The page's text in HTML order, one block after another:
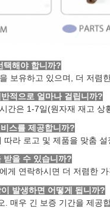
택해야 합니까?
보유하고 있으며, 더 저렴
적으로 얼마나 걸립니까?
간은 1-7일(원자재 재고 상
스를 제공합니까?
따라 로고 및 제품을 맞춤 설
받을 수 있습니까?
게 연락하시면 더 저렴한
발생하면 어떻게 됩니까?
. 매우 긴 보증 기간을 제공